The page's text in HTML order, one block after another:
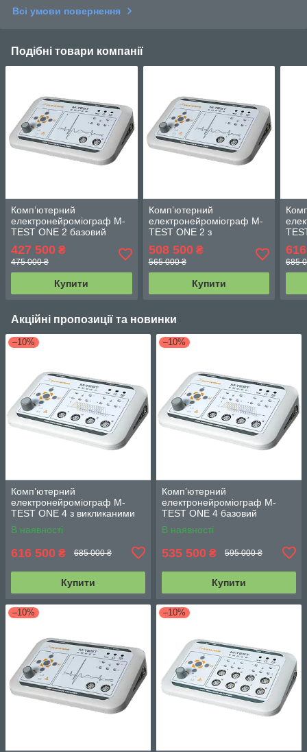
Всі умови повернення
Подібні товари компанії
Комп’ютерний
електронейроміограф M-
TEST ONE 2 базовий
427 500 ₴
475 000 ₴
Купити
Комп’ютерний
електронейроміограф M-
TEST ONE 2 з
потенціалами
508 500₴
565 000 ₴
Купити
685
Акційні пропозиції та новинки
–10%
Комп’ютерний
електронейроміограф M-
TEST ONE 4 з викликаними
потенціалами
В наявності
616 500 ₴ 685 000 ₴
Купити
–10%
Комп’ютерний
електронейроміограф M-
TEST ONE 4 базовий
В наявності
535 500 ₴ 595 000 ₴
Купити
–10% –10%